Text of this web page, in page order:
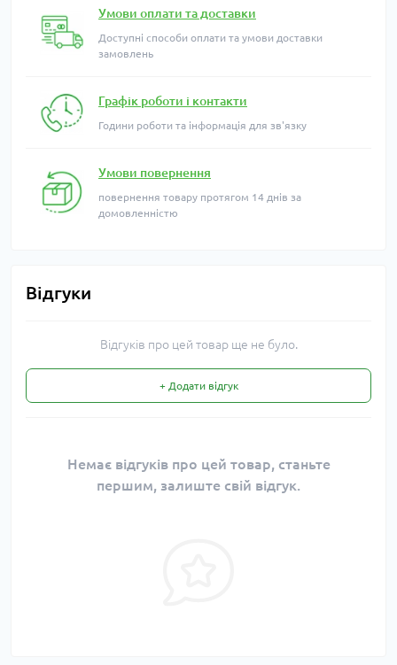
Умови оплати та доставки
Доступні способи оплати та умови доставки
замовлень
Графік роботи і контакти
Години роботи та інформація для зв'язку
Умови повернення
повернення товару протягом 14 днів за
домовленністю
Відгуки
Відгуків про цей товар ще не було.
+ Додати відгук
Немає відгуків про цей товар, станьте
першим, залиште свій відгук.